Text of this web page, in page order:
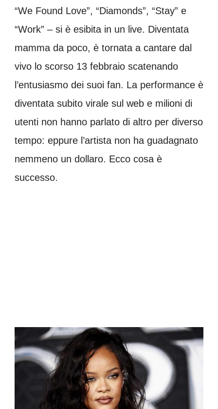
“We Found Love”, “Diamonds”, “Stay” e
“Work” – si è esibita in un live. Diventata
mamma da poco, è tornata a cantare dal
vivo lo scorso 13 febbraio scatenando
l’entusiasmo dei suoi fan. La performance è
diventata subito virale sul web e milioni di
utenti non hanno parlato di altro per diverso
tempo: eppure l’artista non ha guadagnato
nemmeno un dollaro. Ecco cosa è
successo.